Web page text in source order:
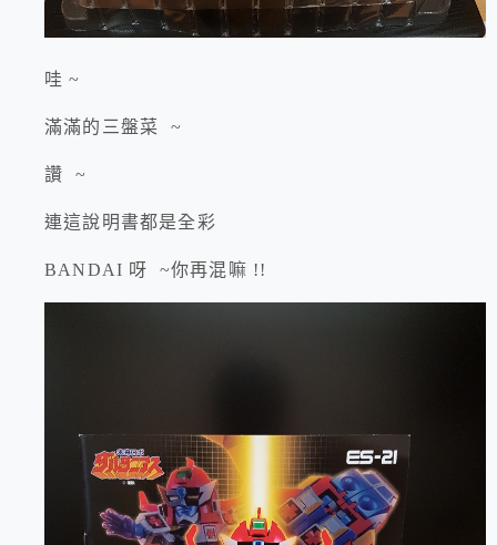
哇 ~
滿滿的三盤菜 ~
讚 ~
連這說明書都是全彩
BANDAI 呀 ~你再混嘛 !!